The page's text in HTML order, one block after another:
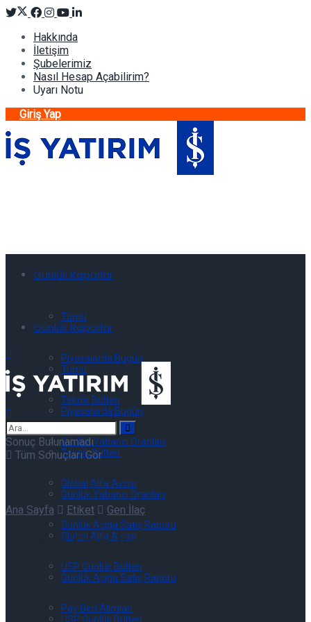
Hakkında
İletişim
Şubelerimiz
Nasıl Hesap Açabilirim?
Uyarı Notu
Giriş Yap
Günlük Raporlar
Tümü
Piyasalarda Bugün
Teknik Bülten
Günlük Yabancı Oranları
Global Alfa Avcısı
Günlük Açığa Satış Raporu
USP Günlük Bülten
Pay Geri Alımları
Günlük Raporlar
Tümü
Piyasalarda Bugün
Teknik Bülten
Günlük Yabancı Oranları
Global Alfa Avcısı
Günlük Açığa Satış Raporu
USP Günlük Bülten
Sonuç Bulunamadı
Tüm Sonuçları Gör
Ana Sayfa Etiket Gen İlaç
Etiket:Gen İlaç